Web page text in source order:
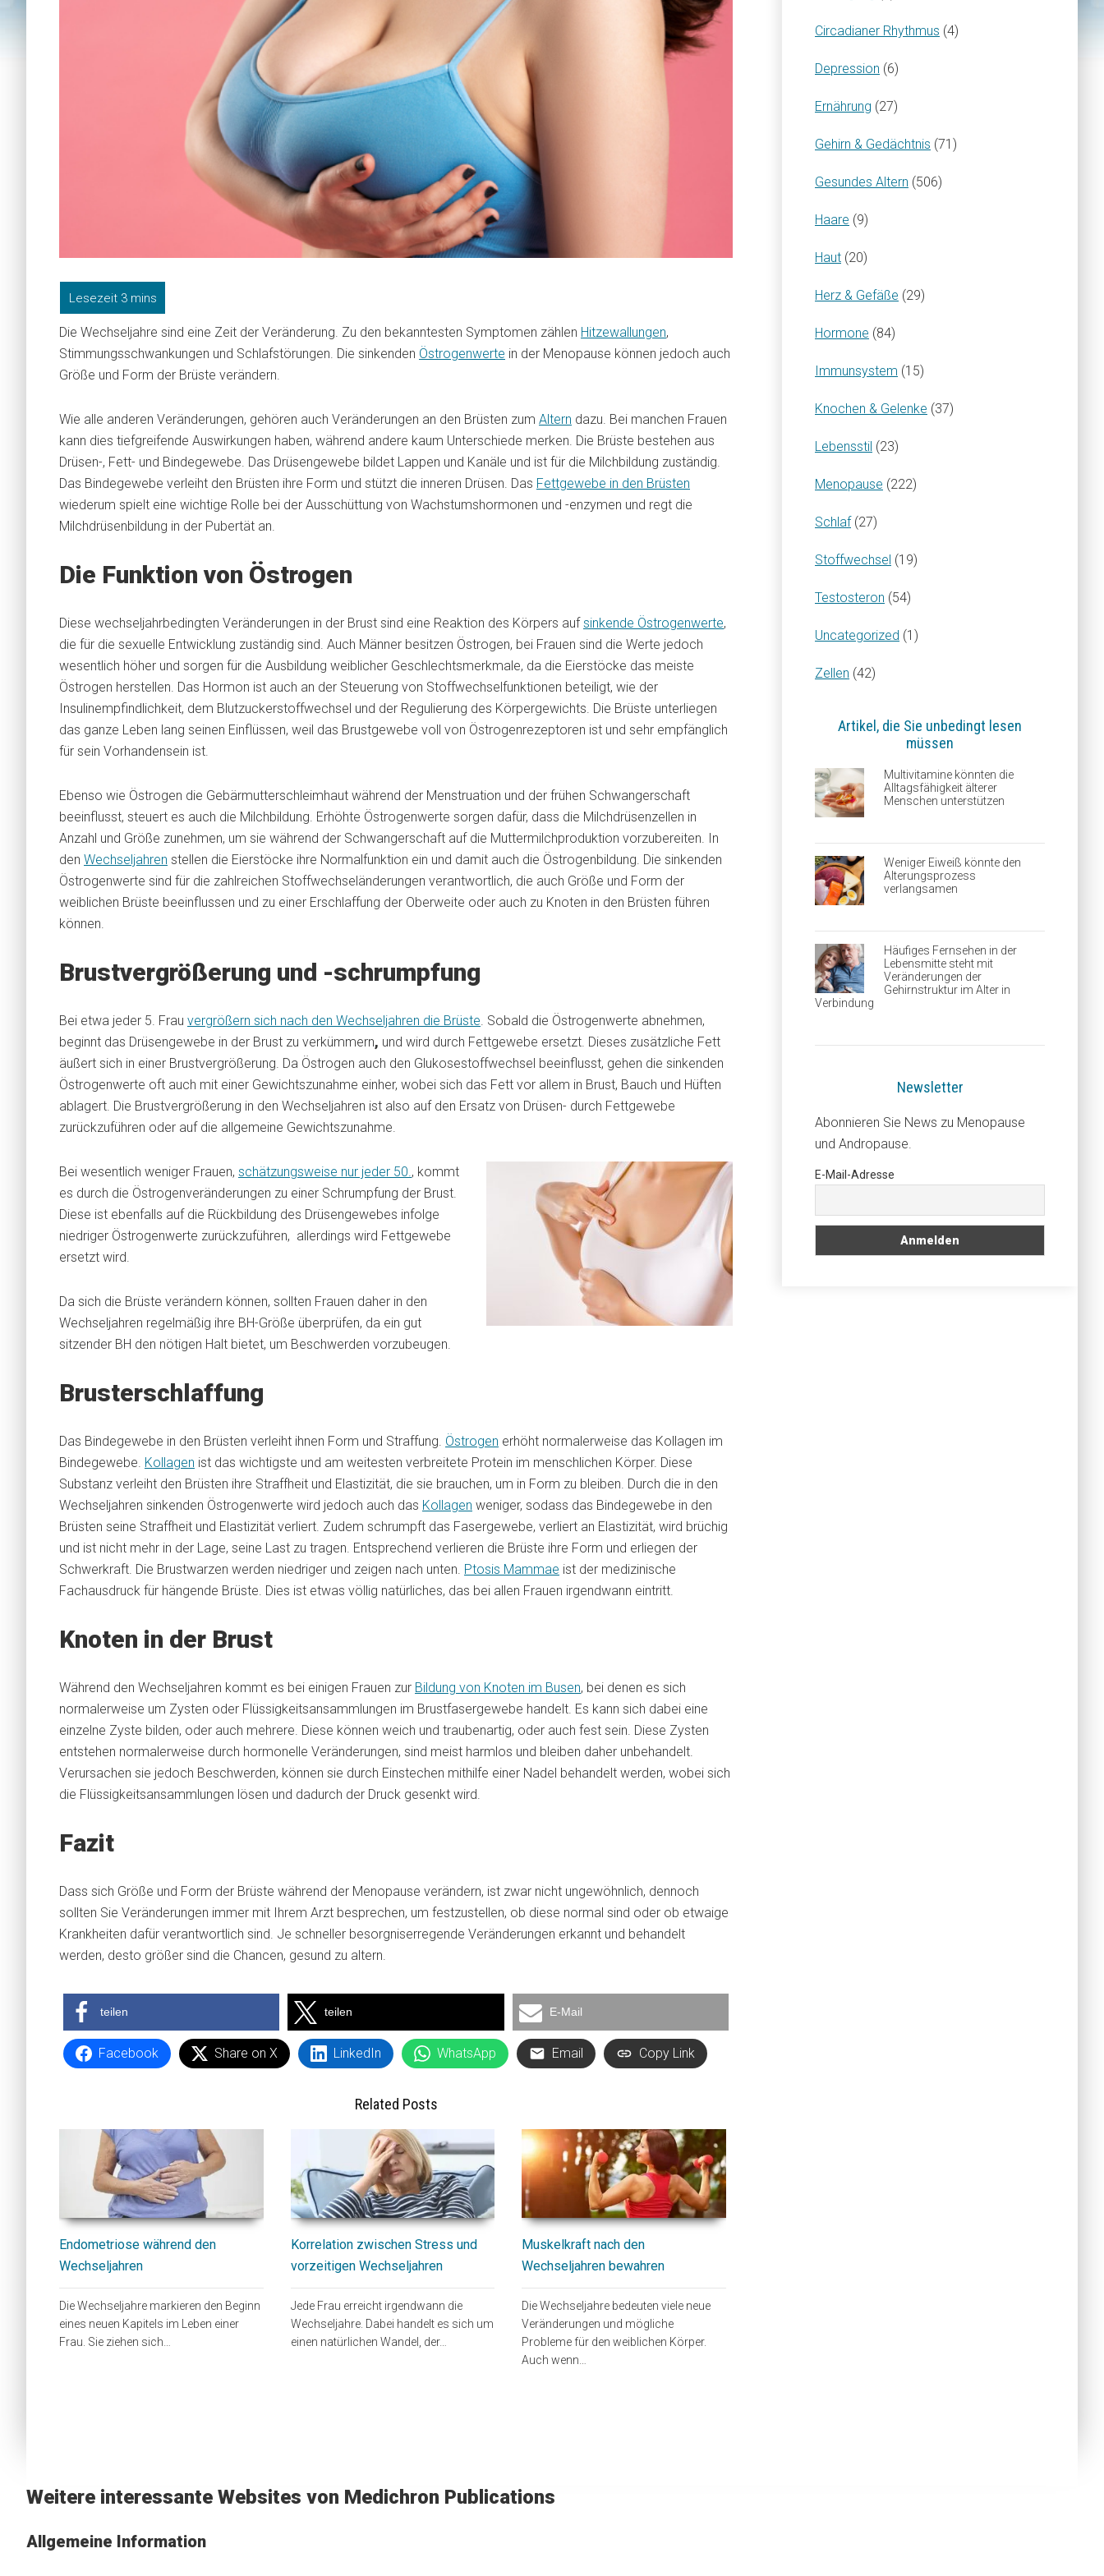
Die Wechseljahre sind eine Zeit der Veränderung. Zu den bekanntesten Symptomen zählen Hitzewallungen,
Stimmungsschwankungen und Schlafstörungen. Die sinkenden Östrogenwerte in der Menopause können jedoch auch
Größe und Form der Brüste verändern.
Wie alle anderen Veränderungen, gehören auch Veränderungen an den Brüsten zum Altern dazu. Bei manchen Frauen
kann dies tiefgreifende Auswirkungen haben, während andere kaum Unterschiede merken. Die Brüste bestehen aus
Drüsen-, Fett- und Bindegewebe. Das Drüsengewebe bildet Lappen und Kanäle und ist für die Milchbildung zuständig.
Das Bindegewebe verleiht den Brüsten ihre Form und stützt die inneren Drüsen. Das Fettgewebe in den Brüsten
wiederum spielt eine wichtige Rolle bei der Ausschüttung von Wachstumshormonen und -enzymen und regt die
Milchdrüsenbildung in der Pubertät an.
Die Funktion von Östrogen
Diese wechseljahrbedingten Veränderungen in der Brust sind eine Reaktion des Körpers aufsinkende Östrogenwerte,
die für die sexuelle Entwicklung zuständig sind. Auch Männer besitzen Östrogen, bei Frauen sind die Werte jedoch
wesentlich höher und sorgen für die Ausbildung weiblicher Geschlechtsmerkmale, da die Eierstöcke das meiste
Östrogen herstellen. Das Hormon ist auch an der Steuerung von Stoffwechselfunktionen beteiligt, wie der
Insulinempfindlichkeit, dem Blutzuckerstoffwechsel und der Regulierung des Körpergewichts. Die Brüste unterliegen
das ganze Leben lang seinen Einflüssen, weil das Brustgewebe voll von Östrogenrezeptoren ist und sehr empfänglich
für sein Vorhandensein ist.
Ebenso wie Östrogen die Gebärmutterschleimhaut während der Menstruation und der frühen Schwangerschaft
beeinflusst, steuert es auch die Milchbildung. Erhöhte Östrogenwerte sorgen dafür, dass die Milchdrüsenzellen in
Anzahl und Größe zunehmen, um sie während der Schwangerschaft auf die Muttermilchproduktion vorzubereiten. In
den Wechseljahren stellen die Eierstöcke ihre Normalfunktion ein und damit auch die Östrogenbildung. Die sinkenden
Östrogenwerte sind für die zahlreichen Stoffwechseländerungen verantwortlich, die auch Größe und Form der
weiblichen Brüste beeinflussen und zu einer Erschlaffung der Oberweite oder auch zu Knoten in den Brüsten führen
können.
Brustvergrößerung und -schrumpfung
Bei etwa jeder 5. Frau vergrößern sich nach den Wechseljahren die Brüste. Sobald die Östrogenwerte abnehmen,
beginnt das Drüsengewebe in der Brust zu verkümmern, und wird durch Fettgewebe ersetzt. Dieses zusätzliche Fett
äußert sich in einer Brustvergrößerung. Da Östrogen auch den Glukosestoffwechsel beeinflusst, gehen die sinkenden
Östrogenwerte oft auch mit einer Gewichtszunahme einher, wobei sich das Fett vor allem in Brust, Bauch und Hüften
ablagert. Die Brustvergrößerung in den Wechseljahren ist also auf den Ersatz von Drüsen- durch Fettgewebe
zurückzuführen oder auf die allgemeine Gewichtszunahme.
Bei wesentlich weniger Frauen, schätzungsweise nur jeder 50., kommt
es durch die Östrogenveränderungen zu einer Schrumpfung der Brust.
Diese ist ebenfalls auf die Rückbildung des Drüsengewebes infolge
niedriger Östrogenwerte zurückzuführen, allerdings wird Fettgewebe
ersetzt wird.
Da sich die Brüste verändern können, sollten Frauen daher in den
Wechseljahren regelmäßig ihre BH-Größe überprüfen, da ein gut
sitzender BH den nötigen Halt bietet, um Beschwerden vorzubeugen.
Brusterschlaffung
Das Bindegewebe in den Brüsten verleiht ihnen Form und Straffung. Östrogen erhöht normalerweise das Kollagen im
Bindegewebe. Kollagen ist das wichtigste und am weitesten verbreitete Protein im menschlichen Körper. Diese
Substanz verleiht den Brüsten ihre Straffheit und Elastizität, die sie brauchen, um in Form zu bleiben. Durch die in den
Wechseljahren sinkenden Östrogenwerte wird jedoch auch das Kollagen weniger, sodass das Bindegewebe in den
Brüsten seine Straffheit und Elastizität verliert. Zudem schrumpft das Fasergewebe, verliert an Elastizität, wird brüchig
und ist nicht mehr in der Lage, seine Last zu tragen. Entsprechend verlieren die Brüste ihre Form und erliegen der
Schwerkraft. Die Brustwarzen werden niedriger und zeigen nach unten. Ptosis Mammae ist der medizinische
Fachausdruck für hängende Brüste. Dies ist etwas völlig natürliches, das bei allen Frauen irgendwann eintritt.
Knoten in der Brust
Während den Wechseljahren kommt es bei einigen Frauen zur Bildung von Knoten im Busen, bei denen es sich
normalerweise um Zysten oder Flüssigkeitsansammlungen im Brustfasergewebe handelt. Es kann sich dabei eine
einzelne Zyste bilden, oder auch mehrere. Diese können weich und traubenartig, oder auch fest sein. Diese Zysten
entstehen normalerweise durch hormonelle Veränderungen, sind meist harmlos und bleiben daher unbehandelt.
Verursachen sie jedoch Beschwerden, können sie durch Einstechen mithilfe einer Nadel behandelt werden, wobei sich
die Flüssigkeitsansammlungen lösen und dadurch der Druck gesenkt wird.
Fazit
Dass sich Größe und Form der Brüste während der Menopause verändern, ist zwar nicht ungewöhnlich, dennoch
sollten Sie Veränderungen immer mit Ihrem Arzt besprechen, um festzustellen, ob diese normal sind oder ob etwaige
Krankheiten dafür verantwortlich sind. Je schneller besorgniserregende Veränderungen erkannt und behandelt
werden, desto größer sind die Chancen, gesund zu altern.
teilen teilen E-Mail
Facebook Share on X LinkedIn WhatsApp Email Copy Link
Related Posts
Endometriose während den
Wechseljahren
Die Wechseljahre markieren den Beginn
eines neuen Kapitels im Leben einer
Frau. Sie ziehen sich…
Korrelation zwischen Stress und
vorzeitigen Wechseljahren
Jede Frau erreicht irgendwann die
Wechseljahre. Dabei handelt es sich um
einen natürlichen Wandel, der…
Muskelkraft nach den
Wechseljahren bewahren
Die Wechseljahre bedeuten viele neue
Veränderungen und mögliche
Probleme für den weiblichen Körper.
Auch wenn…
Circadianer Rhythmus (4)
Depression (6)
Ernährung (27)
Gehirn & Gedächtnis (71)
Gesundes Altern (506)
Haare (9)
Haut (20)
Herz & Gefäße (29)
Hormone (84)
Immunsystem (15)
Knochen & Gelenke (37)
Lebensstil (23)
Menopause (222)
Schlaf(27)
Stoffwechsel (19)
Testosteron (54)
Uncategorized (1)
Zellen (42)
Artikel, die Sie unbedingt lesen
müssen
Multivitamine könnten die
Alltagsfähigkeit älterer
Menschen unterstützen
Weniger Eiweiß könnte den
Alterungsprozess
verlangsamen
Häufiges Fernsehen in der
Lebensmitte steht mit
Veränderungen der
Gehirnstruktur im Alter in
Verbindung
Newsletter
Abonnieren Sie News zu Menopause
und Andropause.
E-Mail-Adresse
Weitere interessante Websites von Medichron Publications
Allgemeine Information